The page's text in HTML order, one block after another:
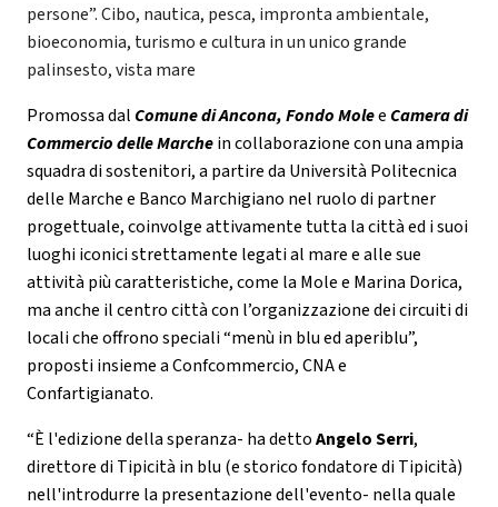
persone”. Cibo, nautica, pesca, impronta ambientale,
bioeconomia, turismo e cultura in un unico grande
palinsesto, vista mare
Promossa dal Comune di Ancona, Fondo Molee Camera di
Commercio delle Marchein collaborazione con una ampia
squadra di sostenitori, a partire da Università Politecnica
delle Marche e Banco Marchigiano nel ruolo di partner
progettuale, coinvolge attivamente tutta la città ed i suoi
luoghi iconici strettamente legati al mare e alle sue
attività più caratteristiche, come la Mole e Marina Dorica,
ma anche il centro città con l’organizzazione dei circuiti di
locali che offrono speciali “menù in blu ed aperiblu”,
proposti insieme a Confcommercio, CNA e
Confartigianato.
“È l'edizione della speranza- ha dettoAngelo Serri,
direttore di Tipicità in blu (e storico fondatore di Tipicità)
nell'introdurre la presentazione dell'evento- nella quale